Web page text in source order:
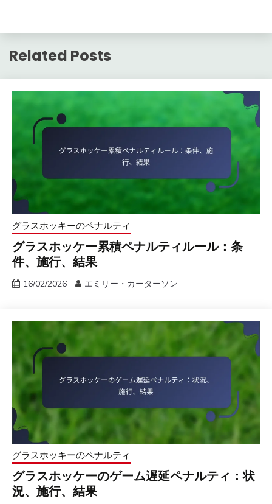
Related Posts
グラスホッキーのペナルティ
グラスホッケー累積ペナルティルール：条
件、施行、結果
16/02/2026 エミリー・カーターソン
グラスホッキーのペナルティ
グラスホッケーのゲーム遅延ペナルティ：状
況、施行、結果